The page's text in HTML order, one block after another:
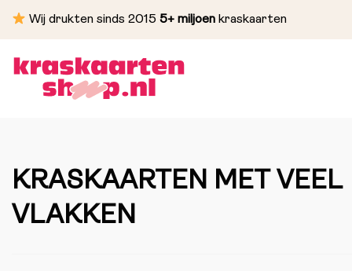
Wij drukten sinds 20155+ miljoen kraskaarten
KRASKAARTEN MET VEEL
VLAKKEN